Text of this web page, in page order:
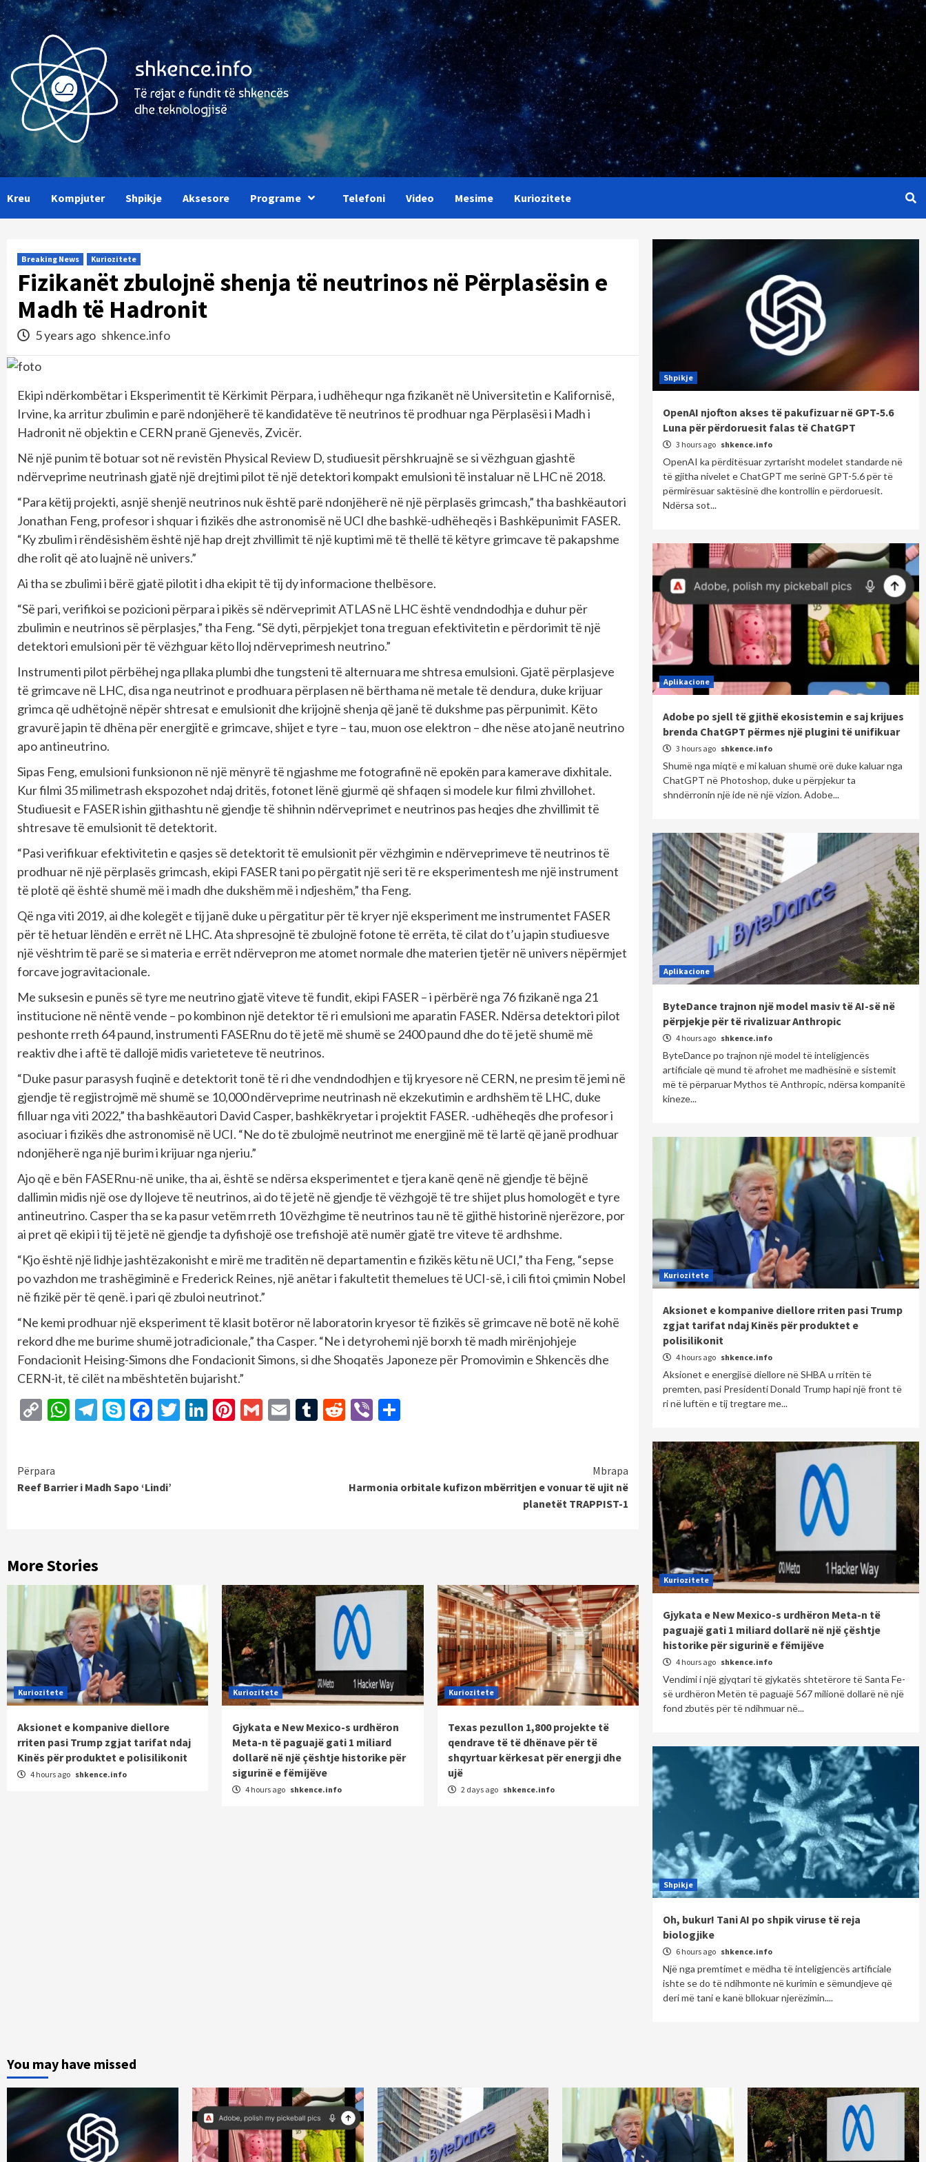
Skip
to
content
Kreu Kompjuter Shpikje Aksesore Programe Telefoni Video Mesime Kuriozitete
Breaking News Kuriozitete
Fizikanët zbulojnë shenja të neutrinos në Përplasësin e
Madh të Hadronit
5 years ago shkence.info
Ekipi ndërkombëtar i Eksperimentit të Kërkimit Përpara, i udhëhequr nga fizikanët në Universitetin e Kalifornisë,
Irvine, ka arritur zbulimin e parë ndonjëherë të kandidatëve të neutrinos të prodhuar nga Përplasësi i Madh i
Hadronit në objektin e CERN pranë Gjenevës, Zvicër.
Në një punim të botuar sot në revistën Physical Review D, studiuesit përshkruajnë se si vëzhguan gjashtë
ndërveprime neutrinash gjatë një drejtimi pilot të një detektori kompakt emulsioni të instaluar në LHC në 2018.
“Para këtij projekti, asnjë shenjë neutrinos nuk është parë ndonjëherë në një përplasës grimcash,” tha bashkëautori
Jonathan Feng, profesor i shquar i fizikës dhe astronomisë në UCI dhe bashkë-udhëheqës i Bashkëpunimit FASER.
“Ky zbulim i rëndësishëm është një hap drejt zhvillimit të një kuptimi më të thellë të këtyre grimcave të pakapshme
dhe rolit që ato luajnë në univers.”
Ai tha se zbulimi i bërë gjatë pilotit i dha ekipit të tij dy informacione thelbësore.
“Së pari, verifikoi se pozicioni përpara i pikës së ndërveprimit ATLAS në LHC është vendndodhja e duhur për
zbulimin e neutrinos së përplasjes,” tha Feng. “Së dyti, përpjekjet tona treguan efektivitetin e përdorimit të një
detektori emulsioni për të vëzhguar këto lloj ndërveprimesh neutrino.”
Instrumenti pilot përbëhej nga pllaka plumbi dhe tungsteni të alternuara me shtresa emulsioni. Gjatë përplasjeve
të grimcave në LHC, disa nga neutrinot e prodhuara përplasen në bërthama në metale të dendura, duke krijuar
grimca që udhëtojnë nëpër shtresat e emulsionit dhe krijojnë shenja që janë të dukshme pas përpunimit. Këto
gravurë japin të dhëna për energjitë e grimcave, shijet e tyre – tau, muon ose elektron – dhe nëse ato janë neutrino
apo antineutrino.
Sipas Feng, emulsioni funksionon në një mënyrë të ngjashme me fotografinë në epokën para kamerave dixhitale.
Kur filmi 35 milimetrash ekspozohet ndaj dritës, fotonet lënë gjurmë që shfaqen si modele kur filmi zhvillohet.
Studiuesit e FASER ishin gjithashtu në gjendje të shihnin ndërveprimet e neutrinos pas heqjes dhe zhvillimit të
shtresave të emulsionit të detektorit.
“Pasi verifikuar efektivitetin e qasjes së detektorit të emulsionit për vëzhgimin e ndërveprimeve të neutrinos të
prodhuar në një përplasës grimcash, ekipi FASER tani po përgatit një seri të re eksperimentesh me një instrument
të plotë që është shumë më i madh dhe dukshëm më i ndjeshëm,” tha Feng.
Që nga viti 2019, ai dhe kolegët e tij janë duke u përgatitur për të kryer një eksperiment me instrumentet FASER
për të hetuar lëndën e errët në LHC. Ata shpresojnë të zbulojnë fotone të errëta, të cilat do t’u japin studiuesve
një vështrim të parë se si materia e errët ndërvepron me atomet normale dhe materien tjetër në univers nëpërmjet
forcave jogravitacionale.
Me suksesin e punës së tyre me neutrino gjatë viteve të fundit, ekipi FASER – i përbërë nga 76 fizikanë nga 21
institucione në nëntë vende – po kombinon një detektor të ri emulsioni me aparatin FASER. Ndërsa detektori pilot
peshonte rreth 64 paund, instrumenti FASERnu do të jetë më shumë se 2400 paund dhe do të jetë shumë më
reaktiv dhe i aftë të dallojë midis varieteteve të neutrinos.
“Duke pasur parasysh fuqinë e detektorit tonë të ri dhe vendndodhjen e tij kryesore në CERN, ne presim të jemi në
gjendje të regjistrojmë më shumë se 10,000 ndërveprime neutrinash në ekzekutimin e ardhshëm të LHC, duke
filluar nga viti 2022,” tha bashkëautori David Casper, bashkëkryetar i projektit FASER. -udhëheqës dhe profesor i
asociuar i fizikës dhe astronomisë në UCI. “Ne do të zbulojmë neutrinot me energjinë më të lartë që janë prodhuar
ndonjëherë nga një burim i krijuar nga njeriu.”
Ajo që e bën FASERnu-në unike, tha ai, është se ndërsa eksperimentet e tjera kanë qenë në gjendje të bëjnë
dallimin midis një ose dy llojeve të neutrinos, ai do të jetë në gjendje të vëzhgojë të tre shijet plus homologët e tyre
antineutrino. Casper tha se ka pasur vetëm rreth 10 vëzhgime të neutrinos tau në të gjithë historinë njerëzore, por
ai pret që ekipi i tij të jetë në gjendje ta dyfishojë ose trefishojë atë numër gjatë tre viteve të ardhshme.
“Kjo është një lidhje jashtëzakonisht e mirë me traditën në departamentin e fizikës këtu në UCI,” tha Feng, “sepse
po vazhdon me trashëgiminë e Frederick Reines, një anëtar i fakultetit themelues të UCI-së, i cili fitoi çmimin Nobel
në fizikë për të qenë. i pari që zbuloi neutrinot.”
“Ne kemi prodhuar një eksperiment të klasit botëror në laboratorin kryesor të fizikës së grimcave në botë në kohë
rekord dhe me burime shumë jotradicionale,” tha Casper. “Ne i detyrohemi një borxh të madh mirënjohjeje
Fondacionit Heising-Simons dhe Fondacionit Simons, si dhe Shoqatës Japoneze për Promovimin e Shkencës dhe
CERN-it, të cilët na mbështetën bujarisht.”
CopyWhatsApp
Telegram
SkypeFacebook
Twitter
LinkedIn
Pinterest
GmailEmailTumblr
Reddit
Viber
Continue
Reading
Përpara
Reef Barrier i Madh Sapo ‘Lindi’
Mbrapa
Harmonia orbitale kufizon mbërritjen e vonuar të ujit në
planetët TRAPPIST-1
More Stories
Kuriozitete
Aksionet e kompanive diellore
rriten pasi Trump zgjat tarifat ndaj
Kinës për produktet e polisilikonit
4 hours ago shkence.info
Kuriozitete
Gjykata e New Mexico-s urdhëron
Meta-n të paguajë gati 1 miliard
dollarë në një çështje historike për
sigurinë e fëmijëve
4 hours ago shkence.info
Kuriozitete
Texas pezullon 1,800 projekte të
qendrave të të dhënave për të
shqyrtuar kërkesat për energji dhe
ujë
2 days ago shkence.info
Shpikje
OpenAI njofton akses të pakufizuar në GPT-5.6
Luna për përdoruesit falas të ChatGPT
3 hours ago shkence.info
OpenAI ka përditësuar zyrtarisht modelet standarde në
të gjitha nivelet e ChatGPT me serinë GPT-5.6 për të
përmirësuar saktësinë dhe kontrollin e përdoruesit.
Ndërsa sot...
Aplikacione
Adobe po sjell të gjithë ekosistemin e saj krijues
brenda ChatGPT përmes një plugini të unifikuar
3 hours ago shkence.info
Shumë nga miqtë e mi kaluan shumë orë duke kaluar nga
ChatGPT në Photoshop, duke u përpjekur ta
shndërronin një ide në një vizion. Adobe...
Aplikacione
ByteDance trajnon një model masiv të AI-së në
përpjekje për të rivalizuar Anthropic
4 hours ago shkence.info
ByteDance po trajnon një model të inteligjencës
artificiale që mund të afrohet me madhësinë e sistemit
më të përparuar Mythos të Anthropic, ndërsa kompanitë
kineze...
Kuriozitete
Aksionet e kompanive diellore rriten pasi Trump
zgjat tarifat ndaj Kinës për produktet e
polisilikonit
4 hours ago shkence.info
Aksionet e energjisë diellore në SHBA u rritën të
premten, pasi Presidenti Donald Trump hapi një front të
ri në luftën e tij tregtare me...
Kuriozitete
Gjykata e New Mexico-s urdhëron Meta-n të
paguajë gati 1 miliard dollarë në një çështje
historike për sigurinë e fëmijëve
4 hours ago shkence.info
Vendimi i një gjyqtari të gjykatës shtetërore të Santa Fe-
së urdhëron Metën të paguajë 567 milionë dollarë në një
fond zbutës për të ndihmuar në...
Shpikje
Oh, bukur! Tani AI po shpik viruse të reja
biologjike
6 hours ago shkence.info
Një nga premtimet e mëdha të inteligjencës artificiale
ishte se do të ndihmonte në kurimin e sëmundjeve që
deri më tani e kanë bllokuar njerëzimin....
You may have missed